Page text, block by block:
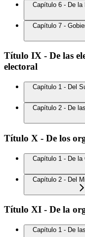
Capítulo 6 - De la
Capítulo 7 -
Título IX - De las
electoral
Capítulo 1 - Del
Capítulo 2 - De
Título X - De los
Capítulo 1 - De la
Capítulo 2 - Del
Título XI - De la
Capítulo 1 - De